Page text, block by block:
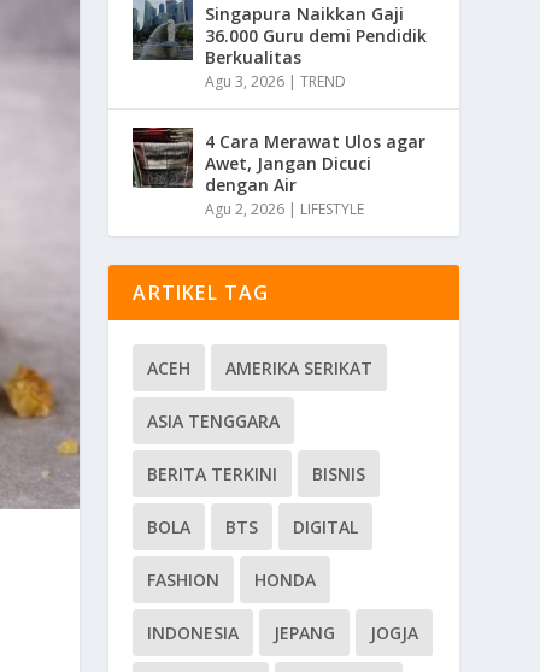
Singapura Naikkan Gaji
36.000 Guru demi Pendidik
Berkualitas
Agu 3, 2026 |TREND
4 Cara Merawat Ulos agar
Awet, Jangan Dicuci
dengan Air
Agu 2, 2026 | LIFESTYLE
ARTIKEL TAG
ACEH AMERIKA SERIKAT
ASIA TENGGARA
BERITA TERKINI BISNIS
BOLA BTS DIGITAL
FASHION HONDA
INDONESIA JEPANG JOGJA